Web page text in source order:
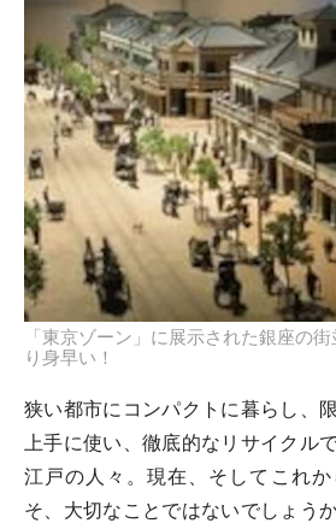
「東京ゾーン」に展示された銀座の
り身早い！
狭い都市にコンパクトに暮らし、
上手に使い、徹底的なリサイクル
江戸の人々。現在、そしてこれ
そ、大切なことではないでしょう